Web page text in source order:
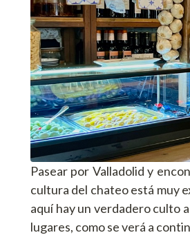
Pasear por Valladolid y
cultura del chateo está muy
aquí hay un verdadero culto
lugares, como se verá a